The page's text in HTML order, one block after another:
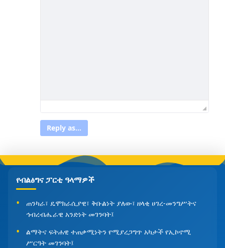
Reply as...
የብልፅግና ፓርቲ ዓላማዎች
ጠንካራ፣ ዴሞክራሲያዊ፣ ቅቡልነት ያለው፣ ዘላቂ ሀገረ-መንግሥትና
ኅብረብሔራዊ አንድነት መገንባት፤
ልማትና ፍትሐዊ ተጠቃሚነትን የሚያረጋግጥ አካታች የኢኮኖሚ
ሥርዓት መገንባት፤